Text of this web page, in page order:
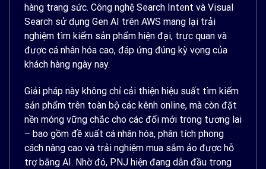
hàng trang sức. Công nghệ Search Intent và Visual
Search sử dụng Gen AI trên AWS mang lại trải
nghiệm tìm kiếm sản phẩm hiện đại, trực quan và
được cá nhân hóa cao, đáp ứng đúng kỳ vọng của
khách hàng ngày nay.
Giải pháp này không chỉ cải thiện hiệu suất tìm kiếm
sản phẩm trên toàn bộ các kênh online, mà còn đặt
nền móng vững chắc cho các đổi mới trong tương lai
– bao gồm đề xuất cá nhân hóa, phân tích phong
cách nâng cao và trải nghiệm mua sắm ảo được hỗ
trợ bằng AI. Nhờ đó, PNJ hiện đang dẫn đầu trong